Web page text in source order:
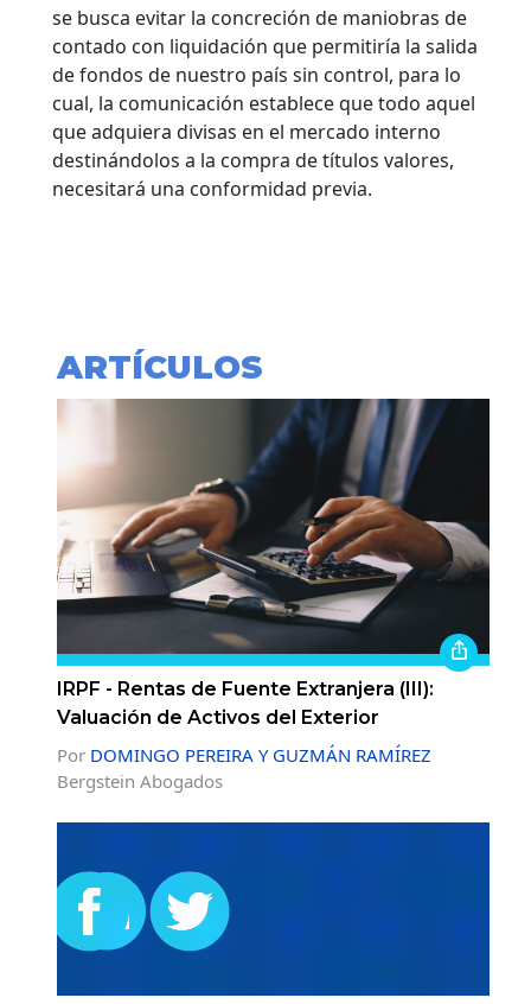
se busca evitar la concreción de maniobras de
contado con liquidación que permitiría la salida
de fondos de nuestro país sin control, para lo
cual, la comunicación establece que todo aquel
que adquiera divisas en el mercado interno
destinándolos a la compra de títulos valores,
necesitará una conformidad previa.
ARTÍCULOS
IRPF - Rentas de Fuente Extranjera (III):
Valuación de Activos del Exterior
Por DOMINGO PEREIRA Y GUZMÁN RAMÍREZ
Bergstein Abogados